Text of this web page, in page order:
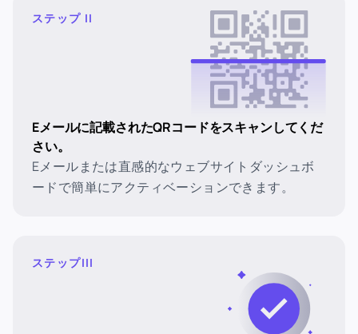
ステップ II
Eメールに記載されたQRコードをスキャンしてくだ
さい。
Eメールまたは直感的なウェブサイトダッシュボ
ードで簡単にアクティベーションできます。
ステップIII